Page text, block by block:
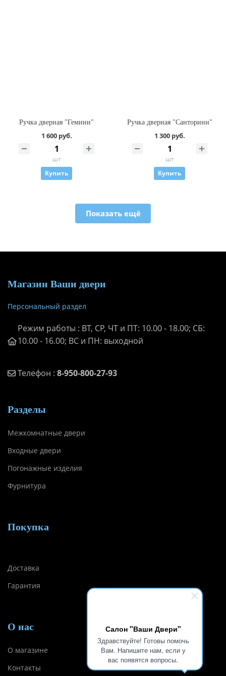
Салон "Ваши Двери"
Здравствуйте! Готовы помочь
Вам. Напишите нам, если у
вас появятся вопросы.
Ручка дверная "Гемини"
1 600 руб.
шт
Купить
Ручка дверная "Санторини"
1 300 руб.
шт
Купить
Показать ещё
Магазин Ваши двери
Персональный раздел
Режим работы : ВТ, СР, ЧТ и ПТ: 10.00 - 18.00; СБ:
10.00 - 16.00; ВС и ПН: выходной
Телефон : 8-950-800-27-93
Разделы
Межкомнатные двери
Входные двери
Погонажные изделия
Фурнитура
Покупка
Доставка
Гарантия
О нас
О магазине
Контакты